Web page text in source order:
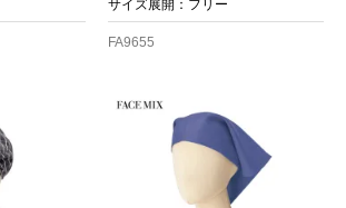
サイズ展開：フリー
FA9655